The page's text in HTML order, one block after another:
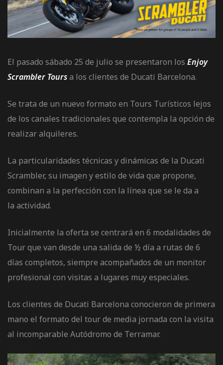
El pasado sábado 25 de julio se presentaron los Enjoy
Scrambler Toursa los clientes de Ducati Barcelona.
Se trata de un nuevo formato en Tours Turísticos lejos
de los canales tradicionales que contempla la opción de
realizar alquileres.
La particularidades técnicas y dinámicas de la Ducati
Scrambler, su imagen y estilo de vida que propone,
combinan a la perfección con la línea que se le da a
la actividad.
Inicialmente la oferta se centrará en 6 modalidades de
Tour que van desde una salida de ½ día a rutas de 6
días completos, siempre acompañados de un monitor
profesional con visitas a lugares muy especiales.
Los clientes de Ducati Barcelona conocieron de primera
mano el formato del tour de media jornada con la visita
al incomparable Autódromo de Terramar.
pista
Tour